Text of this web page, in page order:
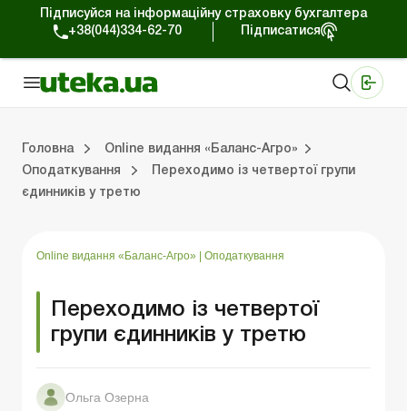
Підписуйся на інформаційну страховку бухгалтера
+38(044)334-62-70
Підписатися
Головна
Online видання «Баланс-Агро»
Оподаткування
Переходимо із четвертої групи
єдинників у третю
Online видання «Баланс-Агро» Оподаткування
Переходимо із четвертої
групи єдинників у третю
Ольга Озерна